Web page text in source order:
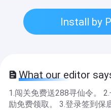
Install by
What our editor
1.闯关免费送288寻仙令。
励免费领取。 3.登录签到保